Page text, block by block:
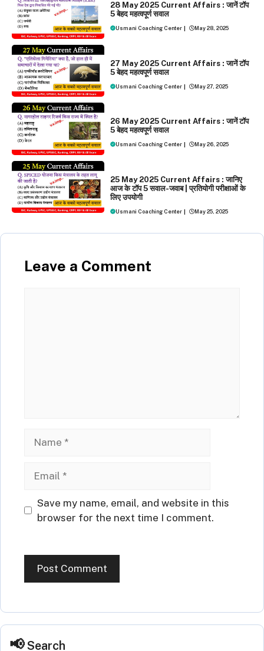
28 May 2025 Current Affairs : जानें टॉप
5 बेहद महत्वपूर्ण सवाल
Usmani Coaching Center | May 28, 2025
27 May 2025 Current Affairs : जानें टॉप
5 बेहद महत्वपूर्ण सवाल
Usmani Coaching Center | May 27, 2025
26 May 2025 Current Affairs : जानें टॉप
5 बेहद महत्वपूर्ण सवाल
Usmani Coaching Center | May 26, 2025
25 May 2025 Current Affairs : जानिए
आज के टॉप 5 सवाल-जवाब | प्रतियोगी परीक्षाओं के
लिए उपयोगी
Usmani Coaching Center | May 25, 2025
Leave a Comment
Website
Save my name, email, and website in this
browser for the next time I comment.
Search